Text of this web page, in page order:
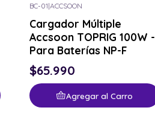
BC-01|ACCSOON
Cargador Múltiple
Accsoon TOPRIG 100W -
Para Baterías NP-F
$65.990
Agregar al Carro